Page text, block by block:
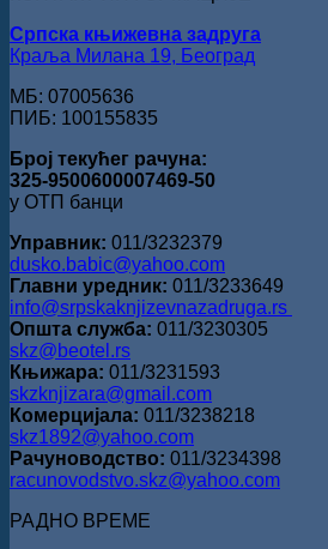
Српска књижевна задруга
Краља Милана 19, Београд
МБ: 07005636
ПИБ: 100155835
Број текућег рачуна:
325-9500600007469-50
у ОТП банци
Управник: 011/3232379
dusko.babic@yahoo.com
Главни уредник: 011/3233649
info@srpskaknjizevnazadruga.rs
Општа служба: 011/3230305
skz@beotel.rs
Књижара: 011/3231593
skzknjizara@gmail.com
Комерцијала: 011/3238218
skz1892@yahoo.com
Рачуноводство: 011/3234398
racunovodstvo.skz@yahoo.com
РАДНО ВРЕМЕ